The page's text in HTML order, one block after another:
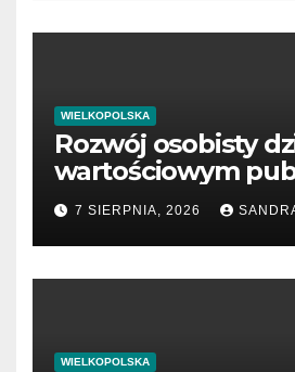
WIELKOPOLSKA
Rozwój osobisty
wartościowym
7 SIERPNIA, 2026
WIELKOPOLSKA